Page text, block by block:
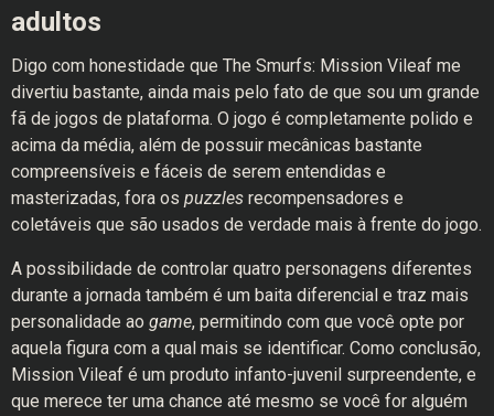
adultos
Digo com honestidade que The Smurfs: Mission Vileaf me
divertiu bastante, ainda mais pelo fato de que sou um grande
fã de jogos de plataforma. O jogo é completamente polido e
acima da média, além de possuir mecânicas bastante
compreensíveis e fáceis de serem entendidas e
masterizadas, fora os puzzles recompensadores e
coletáveis que são usados de verdade mais à frente do jogo.
A possibilidade de controlar quatro personagens diferentes
durante a jornada também é um baita diferencial e traz mais
personalidade ao game, permitindo com que você opte por
aquela figura com a qual mais se identificar. Como conclusão,
Mission Vileaf é um produto infanto-juvenil surpreendente, e
que merece ter uma chance até mesmo se você for alguém